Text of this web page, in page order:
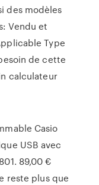
des modèles
Vendu et
Type
de cette
calculateur
Casio
USB avec
89,00 €
reste plus que